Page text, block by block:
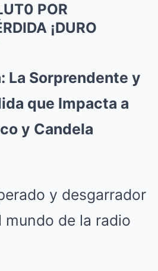
POR
¡DURO
La Sorprendente y
que Impacta a
y Candela
y desgarrador
mundo de la radio